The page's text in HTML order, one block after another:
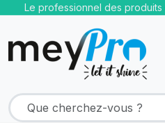
Le professionnel des